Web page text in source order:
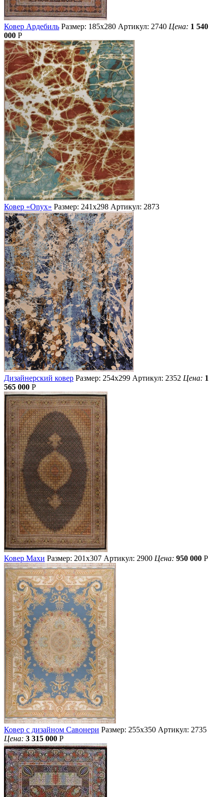
Ковер Ардебиль Размер: 185х280 Артикул: 2740 Цена: 1 540
000 Р
Ковер «Onyx» Размер: 241х298 Артикул: 2873
Дизайнерский ковер Размер: 254х299 Артикул: 2352 Цена: 1
565 000 Р
Ковер Махи Размер: 201х307 Артикул: 2900 Цена: 950 000 Р
Ковер с дизайном Савонери Размер: 255х350 Артикул: 2735
Цена: 3 315 000 Р